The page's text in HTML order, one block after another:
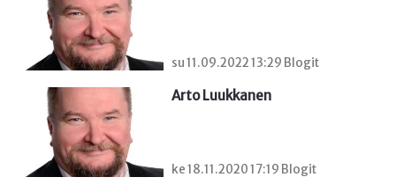
su 11.09.2022 13:29 Blogit
Arto Luukkanen
ke 18.11.2020 17:19 Blogit